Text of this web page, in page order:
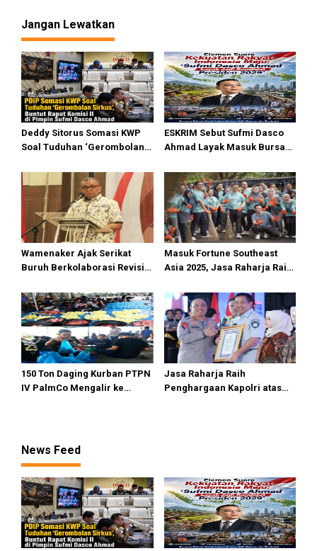
s
i
p
o
s
Jangan Lewatkan
Deddy Sitorus Somasi KWP
Soal Tuduhan ‘Gerombolan
II Dipimpin Sufmi Dasco
Ahmad
ESKRIM Sebut Sufmi Dasco
Ahmad Layak Masuk Bursa
Wamenaker Ajak Serikat
Buruh Berkolaborasi Revisi
Regulasi K3
Masuk Fortune Southeast
Asia 2025, Jasa Raharja Raih
sebagai Perusahaan dengan
Lingkungan Kerja Terbaik
150 Ton Daging Kurban PTPN
IV PalmCo Mengalir ke
Jasa Raharja Raih
Penghargaan Kapolri atas
News Feed